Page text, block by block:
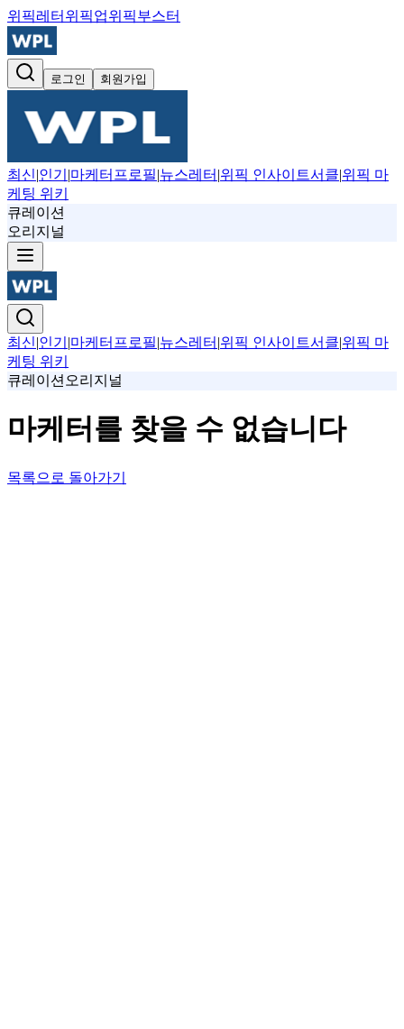
위픽레터 위픽업위픽부스터
로그인 회원가입
최신|인기 |마케터프로필|뉴스레터 |위픽 인사이트서클|위픽 마
케팅 위키
큐레이션
오리지널
최신|인기 |마케터프로필|뉴스레터 |위픽 인사이트서클|위픽 마
케팅 위키
큐레이션 오리지널
마케터를 찾을 수 없습니다
목록으로 돌아가기